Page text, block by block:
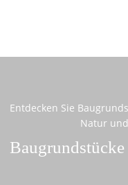
Entdecken Sie
Natur